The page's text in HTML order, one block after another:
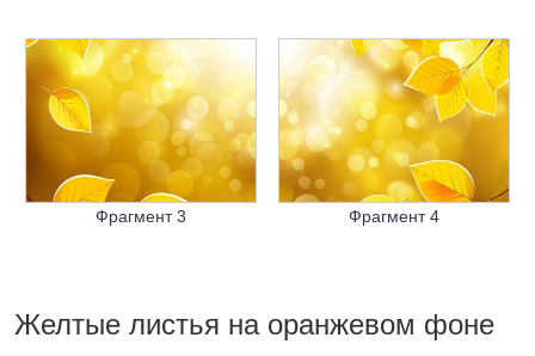
Фрагмент 3 Фрагмент 4
Желтые листья на оранжевом фоне